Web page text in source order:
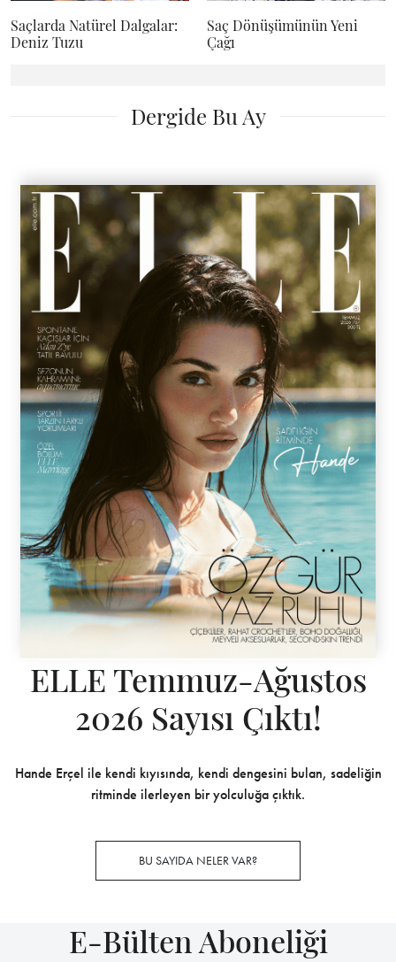
Saçlarda Natürel Dalgalar:
Deniz Tuzu
Saç Dönüşümünün Yeni
Çağı
Dergide Bu Ay
ELLE Temmuz-Ağustos
2026 Sayısı Çıktı!
Hande Erçel ile kendi kıyısında, kendi dengesini bulan, sadeliğin
ritminde ilerleyen bir yolculuğa çıktık.
BU SAYIDA NELER VAR?
E-Bülten Aboneliği